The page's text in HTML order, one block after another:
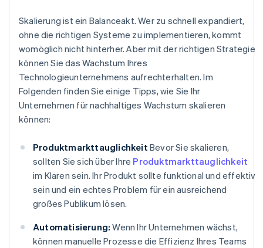
Skalierung ist ein Balanceakt. Wer zu schnell expandiert,
ohne die richtigen Systeme zu implementieren, kommt
womöglich nicht hinterher. Aber mit der richtigen Strategie
können Sie das Wachstum Ihres
Technologieunternehmens aufrechterhalten. Im
Folgenden finden Sie einige Tipps, wie Sie Ihr
Unternehmen für nachhaltiges Wachstum skalieren
können:
Produktmarkttauglichkeit Bevor Sie skalieren,
sollten Sie sich über Ihre Produktmarkttauglichkeit
im Klaren sein. Ihr Produkt sollte funktional und effektiv
sein und ein echtes Problem für ein ausreichend
großes Publikum lösen.
Automatisierung: Wenn Ihr Unternehmen wächst,
können manuelle Prozesse die Effizienz Ihres Teams